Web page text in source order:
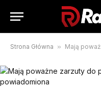
Strona Główna » Mają poważne